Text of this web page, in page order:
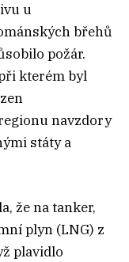
u
břehů
požár.
kterém byl
navzdory
státy a
že na tanker,
plyn (LNG) z
plavidlo